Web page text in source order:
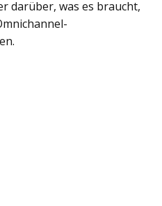
darüber, was es braucht,